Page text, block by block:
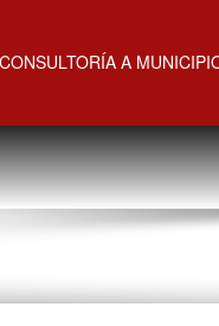
CONSULTORÍA A